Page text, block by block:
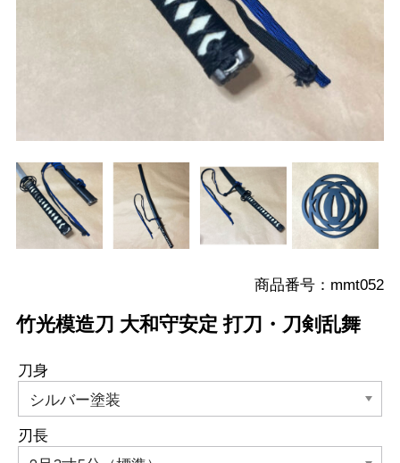
商品番号：mmt052
竹光模造刀 大和守安定 打刀・刀剣乱舞
刀身
刃長